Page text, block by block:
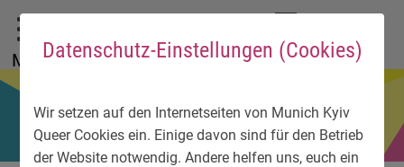
Datenschutz-Einstellungen (Cookies)
Wir setzen auf den Internetseiten von Munich Kyiv
Queer Cookies ein. Einige davon sind für den Betrieb
der Website notwendig. Andere helfen uns, euch ein
Zum Hauptmenü
Zum Sprachmenü
Zur Suche
Zum Inhalt
Zu den Service-Informationen
Menü